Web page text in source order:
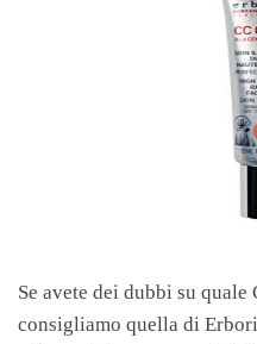
Se avete dei dubbi su
consigliamo quella di